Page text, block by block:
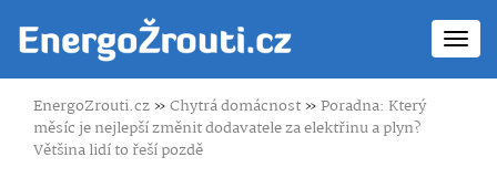
EnergoZrouti.cz»Chytrá domácnost»Poradna: Který
měsíc je nejlepší změnit dodavatele za elektřinu a plyn?
Většina lidí to řeší pozdě